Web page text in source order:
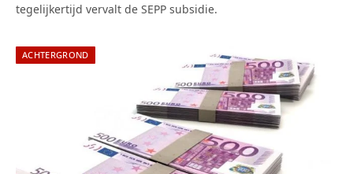
tegelijkertijd vervalt de SEPP subsidie.
ACHTERGROND